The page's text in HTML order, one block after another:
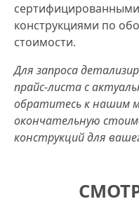
конструкциями по
стоимости.
Для запроса
прайс-листа с
обратитесь к нашим
окончательную
конструкций для